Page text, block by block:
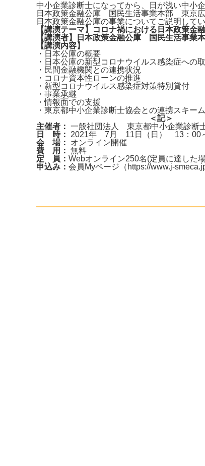
中小企業診断士になってから、日が浅い中小
日本政策金融公庫 国民生活事業本部 東京広
日本政策金融公庫の事業についてご説明してい
【講演テーマ】コロナ禍における日本政策金
【講演者】日本政策金融公庫 国民生活事
【講演内容】
・日本公庫の概要
・日本公庫の新型コロナウイルス感染症への
・民間金融機関との連携状況
・コロナ資本性ローンの推進
・新型コロナウイルス感染症対策特別貸付
・事業承継
・情報面での支援
・東京都中小企業診断士協会との連携スキーム
＜記＞
主催者： 一般社団法人 東京都中小企業診断
日 時：
2021年 7月 11日（日） 13：00
会 場：
オンライン開催
費 用： 無料
定 員： Webオンライン250名(定員に達した
申込み： 会員Myページ（https://www.j-